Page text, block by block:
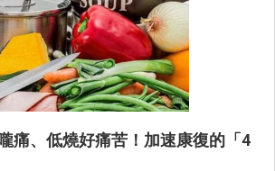
痛、低燒好痛苦！加速康復的「4